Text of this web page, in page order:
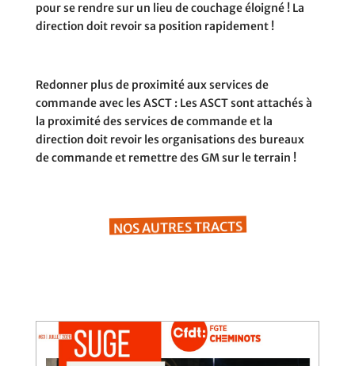
pour se rendre sur un lieu de couchage éloigné ! La
direction doit revoir sa position rapidement !
Redonner plus de proximité aux services de
commande avec les ASCT : Les ASCT sont attachés à
la proximité des services de commande et la
direction doit revoir les organisations des bureaux
de commande et remettre des GM sur le terrain !
NOS AUTRES TRACTS